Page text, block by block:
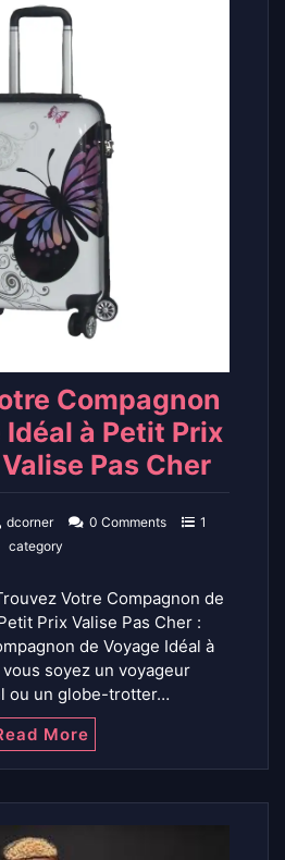
Compagnon
Idéal à Petit Prix
Pas Cher
dcorner 0 Comments
1
category
Votre Compagnon de
Prix Valise Pas Cher :
de Voyage Idéal à
soyez un voyageur
ou un globe-trotter…
More